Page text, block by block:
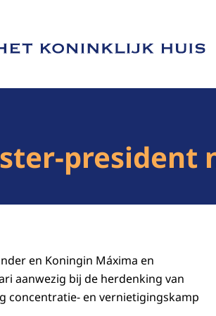
van Het Koninklijk Huis
president
en Koningin Máxima en
aanwezig bij de herdenking van
concentratie- en vernietigingskamp